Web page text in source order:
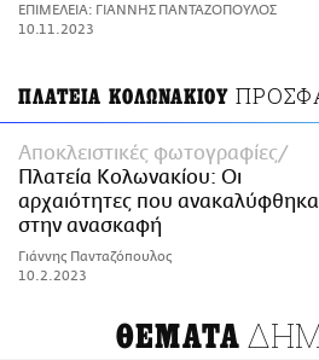
ΕΠΙΜΕΛΕΙΑ: ΓΙΑΝΝΗΣ ΠΑΝΤΑΖΟΠΟΥΛΟΣ
10.11.2023
ΠΛΑΤΕΙΑ ΚΟΛΩΝΑΚΙΟΥ
Αποκλειστικές φωτογραφίες
Πλατεία Κολωνακίου: Οι
αρχαιότητες που
στην ανασκαφή
Γιάννης Πανταζόπουλος
10.2.2023
ΘΕΜΑΤΑ